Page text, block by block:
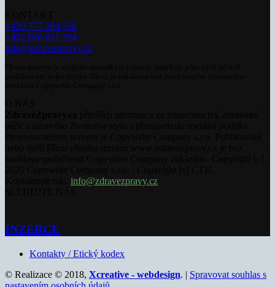
+420 777 264 528
+420 606 831 394
info@zdravezpravy.cz
info@zdravezpravy.cz
INZERCE
Kontakty / Etický kodex
© Realizace © 2018, Xcreative - webdesign. | Spravovat souhlas s